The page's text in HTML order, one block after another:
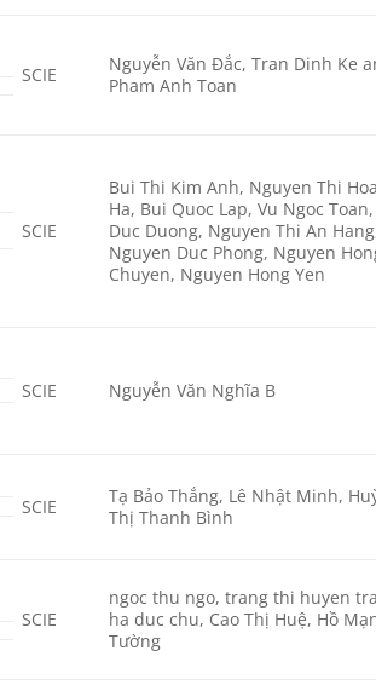
SCIE
Nguyễn Văn Đắc, Tran Dinh Ke
Pham Anh Toan
SCIE
Bui Thi Kim Anh, Nguyen Thi
Ha, Bui Quoc Lap, Vu Ngoc Toan,
Duc Duong, Nguyen Thi An
Nguyen Duc Phong, Nguyen
Chuyen, Nguyen Hong Yen
SCIE
Nguyễn Văn Nghĩa B
SCIE
Tạ Bảo Thắng, Lê Nhật Minh,
Thị Thanh Bình
SCIE
ngoc thu ngo, trang thi huyen
ha duc chu, Cao Thị Huệ, Hồ
Tường